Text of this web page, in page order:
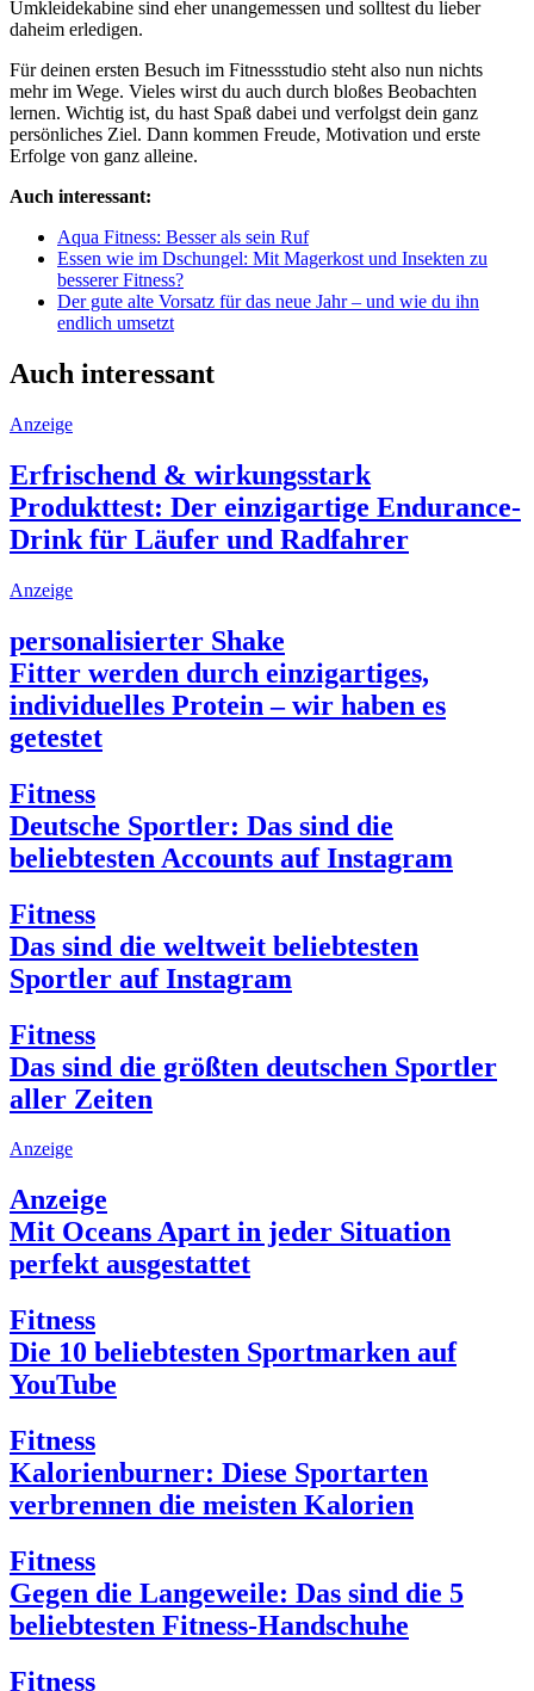
Umkleidekabine sind eher unangemessen und solltest du lieber
daheim erledigen.
Für deinen ersten Besuch im Fitnessstudio steht also nun nichts
mehr im Wege. Vieles wirst du auch durch bloßes Beobachten
lernen. Wichtig ist, du hast Spaß dabei und verfolgst dein ganz
persönliches Ziel. Dann kommen Freude, Motivation und erste
Erfolge von ganz alleine.
Auch interessant:
Aqua Fitness: Besser als sein Ruf
Essen wie im Dschungel: Mit Magerkost und Insekten zu
besserer Fitness?
Der gute alte Vorsatz für das neue Jahr – und wie du ihn
endlich umsetzt
Auch interessant
Anzeige
Erfrischend & wirkungsstark
Produkttest: Der einzigartige Endurance-
Drink für Läufer und Radfahrer
Anzeige
personalisierter Shake
Fitter werden durch einzigartiges,
individuelles Protein – wir haben es
getestet
Fitness
Deutsche Sportler: Das sind die
beliebtesten Accounts auf Instagram
Fitness
Das sind die weltweit beliebtesten
Sportler auf Instagram
Fitness
Das sind die größten deutschen Sportler
aller Zeiten
Anzeige
Anzeige
Mit Oceans Apart in jeder Situation
perfekt ausgestattet
Fitness
Die 10 beliebtesten Sportmarken auf
YouTube
Fitness
Kalorienburner: Diese Sportarten
verbrennen die meisten Kalorien
Fitness
Gegen die Langeweile: Das sind die 5
beliebtesten Fitness-Handschuhe
Fitness